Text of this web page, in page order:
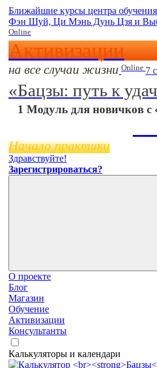
Ближайшие курсы центра
Фэн Шуй, Ци Мэнь Дунь Цзя и
Online
Активизации
на все случаи жизни Online 7
«Бацзы: путь к
1 Модуль для новичков с
Начало практики
Здравствуйте!
Зарегистрироваться?
О проекте
Блог
Магазин
Обучение
Активизации
Консультанты
Калькуляторы и календари